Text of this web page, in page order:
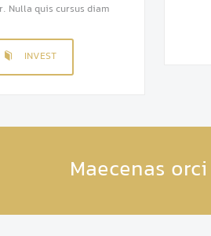
Nulla quis cursus diam.
INVEST
Maecenas